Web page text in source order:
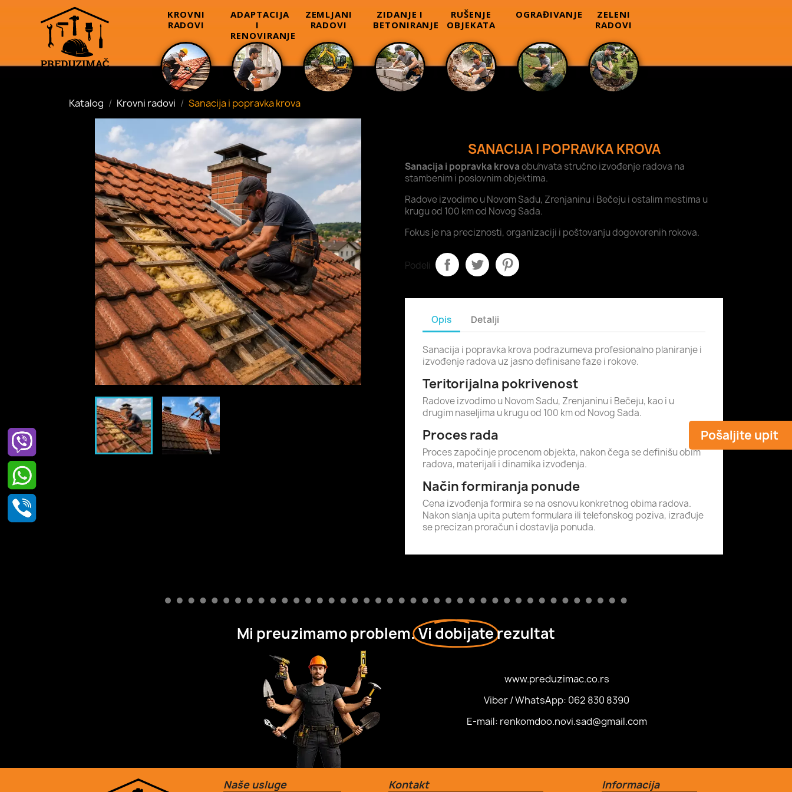
KROVNI
RADOVI
ADAPTACIJA
I
RENOVIRANJE
ZEMLJANI
RADOVI
ZIDANJE I
BETONIRANJE
RUŠENJE
OBJEKATA
OGRAĐIVANJE
ZELENI
RADOVI
Katalog Krovni radovi Sanacija i popravka krova
SANACIJA I POPRAVKA KROVA
Sanacija i popravka krovaobuhvata stručno izvođenje radova na
stambenim i poslovnim objektima.
Radove izvodimo u Novom Sadu, Zrenjaninu i Bečeju i ostalim mestima u
krugu od 100 km od Novog Sada.
Fokus je na preciznosti, organizaciji i poštovanju dogovorenih rokova.
Podeli
Opis Detalji
Sanacija i popravka krova podrazumeva profesionalno planiranje i
izvođenje radova uz jasno definisane faze i rokove.
Teritorijalna pokrivenost
Radove izvodimo u Novom Sadu, Zrenjaninu i Bečeju, kao i u
drugim naseljima u krugu od 100 km od Novog Sada.
Proces rada
Proces započinje procenom objekta, nakon čega se definišu obim
radova, materijali i dinamika izvođenja.
Način formiranja ponude
Cena izvođenja formira se na osnovu konkretnog obima radova.
Nakon slanja upita putem formulara ili telefonskog poziva, izrađuje
se precizan proračun i dostavlja ponuda.
Mi preuzimamo problem.Vi dobijaterezultat
www.preduzimac.co.rs
Viber / WhatsApp: 062 830 8390
E-mail: renkomdoo.novi.sad@gmail.com
Naše usluge Kontakt Informacija
Pošaljite upit